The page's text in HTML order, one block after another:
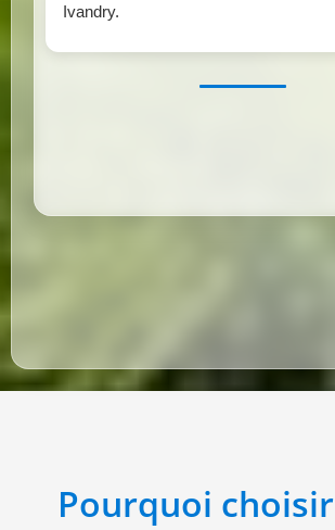
Ivandry.
Pourquoi choisir